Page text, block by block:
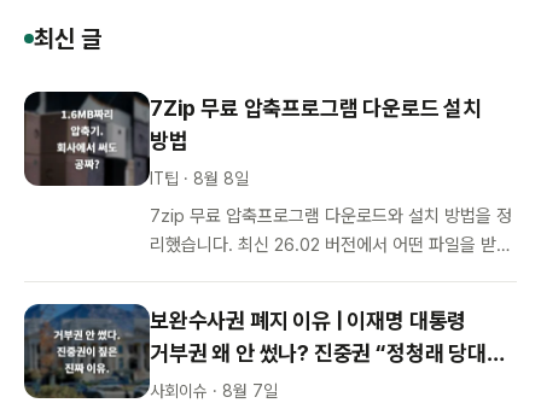
최신 글
7Zip 무료 압축프로그램 다운로드 설치
방법
IT팁 · 8월 8일
7zip 무료 압축프로그램 다운로드와 설치 방법을 정
리했습니다. 최신 26.02 버전에서 어떤 파일을 받아
보완수사권 폐지 이유 | 이재명 대통령
거부권 왜 안 썼나? 진중권 “정청래 당대표
두려운 것”
사회이슈 · 8월 7일